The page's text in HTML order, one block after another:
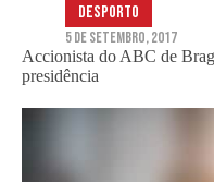
Accionista do ABC de
presidência
Desporto
5 de Setembro, 2017